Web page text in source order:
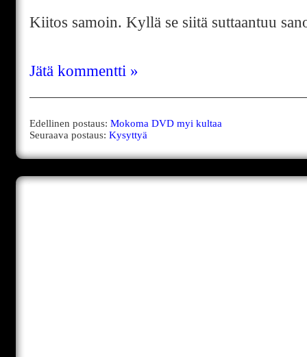
Kiitos samoin. Kyllä se siitä suttaantuu
Jätä kommentti »
Edellinen postaus: Mokoma DVD myi kultaa
Seuraava postaus: Kysyttyä